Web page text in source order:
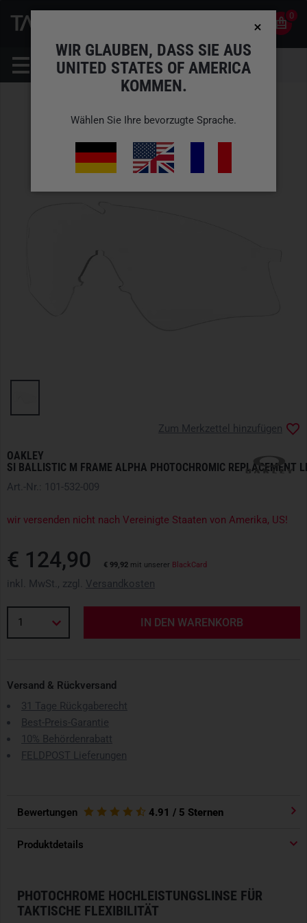
0
OAKLEY
SI BALLISTIC M FRAME ALPHA PHOTOCHROMIC REPLACEMENT
Zum Merkzettel hinzufügen
Art.-Nr.: 101-532-009
wir versenden nicht nach Vereinigte Staaten von Amerika, US!
€ 124,90 € 99,92 mit unserer BlackCard
inkl. MwSt., zzgl. Versandkosten
1 IN DEN WARENKORB
Versand & Rückversand
31 Tage Rückgaberecht
Best-Preis-Garantie
10% Behördenrabatt
FELDPOST Lieferungen
Bewertungen 4.91 / 5 Sternen
Produktdetails
PHOTOCHROME HOCHLEISTUNGSLINSE FÜR
TAKTISCHE FLEXIBILITÄT
WIR GLAUBEN, DASS SIE AUS
UNITED STATES OF AMERICA
KOMMEN.
Wählen Sie Ihre bevorzugte Sprache.